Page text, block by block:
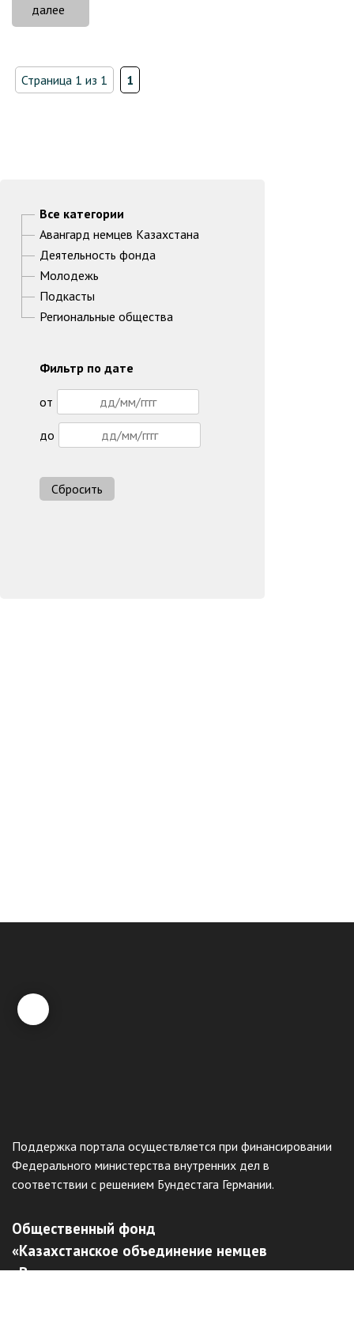
далее
по-
Страница 1 из 1 1
Все категории
Авангард немцев Казахстана
Деятельность фонда
Молодежь
Подкасты
Региональные общества
Фильтр по дате
от
до
Сбросить
Поддержка портала осуществляется при финансировании
Федерального министерства внутренних дел в
соответствии с решением Бундестага Германии.
Общественный фонд
«Казахстанское объединение немцев
«Возрождение»